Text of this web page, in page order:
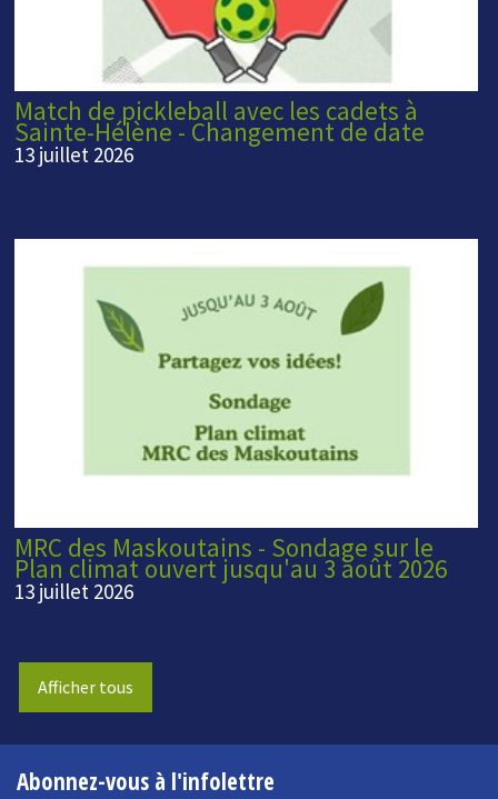
Match de pickleball avec les cadets à
Sainte-Hélène - Changement de date
13 juillet 2026
MRC des Maskoutains - Sondage sur le
Plan climat ouvert jusqu'au 3 août 2026
13 juillet 2026
Afficher tous
Abonnez-vous à l'infolettre